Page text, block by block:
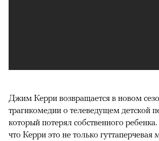
Джим Керри возвращается в новом
трагикомедии о телеведущем детской
который потерял собственного
что Керри это не только